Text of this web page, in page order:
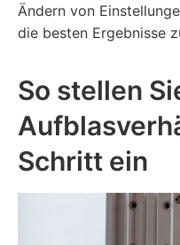
Ändern von
die besten Ergebnisse
So stellen
Schritt ein